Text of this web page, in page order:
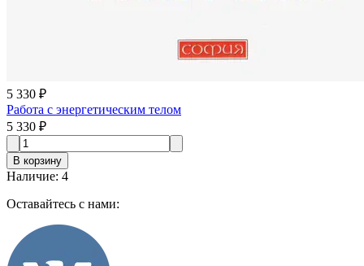
5 330 ₽
Работа с энергетическим телом
5 330 ₽
В корзину
Наличие: 4
Оставайтесь с нами: